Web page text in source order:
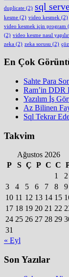
duplicate (2) sql
kesme (2) video kesmek (2)
video kesmek için program
(2) video kesme nasıl yapılır
zeka (2) zeka sorusu (2)
En Çok
Sahte Para
Ram’in DDR
Yazılım İş
Az Bilinen
Sql Tekrar
Takvim
Ağustos 2026
P
S Ç P C C
1
2
3
4 5 6 7 8
9
10 11 12 13 14 15
17 18 19 20 21 22
24 25 26 27 28 29
31
« Eyl
Son Yazılar